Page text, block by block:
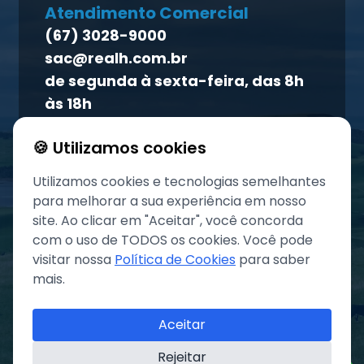
Política de qualidade
Atendimento ao titular
Canal de ética
Homeopet
Atendimento Comercial
(67) 3028-9000
sac@realh.com.br
de segunda à sexta-feira, das 8h
às 18h
Grupo REAL. Todos os direitos reservados.
🍪 Utilizamos cookies
Utilizamos cookies e tecnologias semelhantes
para melhorar a sua experiência em nosso
site. Ao clicar em "Aceitar", você concorda
com o uso de TODOS os cookies. Você pode
visitar nossa Política de Cookies para saber
mais.
Aceitar
Rejeitar